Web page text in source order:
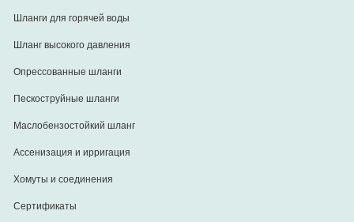
Шланги для горячей воды
Шланг высокого давления
Опрессованные шланги
Пескоструйные шланги
Маслобензостойкий шланг
Ассенизация и ирригация
Хомуты и соединения
Сертификаты